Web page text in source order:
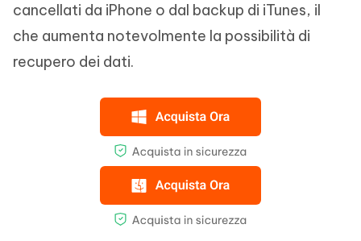
cancellati da iPhone o dal backup di iTunes, il
che aumenta notevolmente la possibilità di
recupero dei dati.